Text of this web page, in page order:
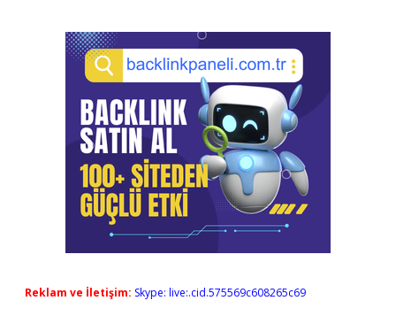
Reklam ve İletişim: Skype: live:.cid.575569c608265c69